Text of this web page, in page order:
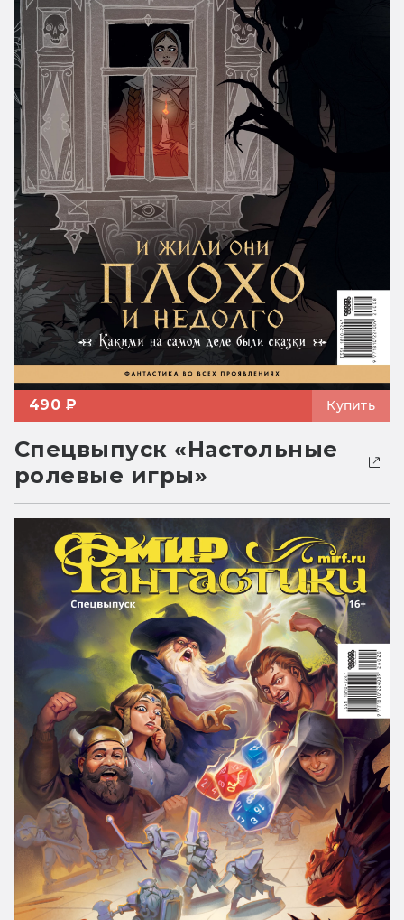
490 ₽ Купить
Спецвыпуск «Настольные
ролевые игры»